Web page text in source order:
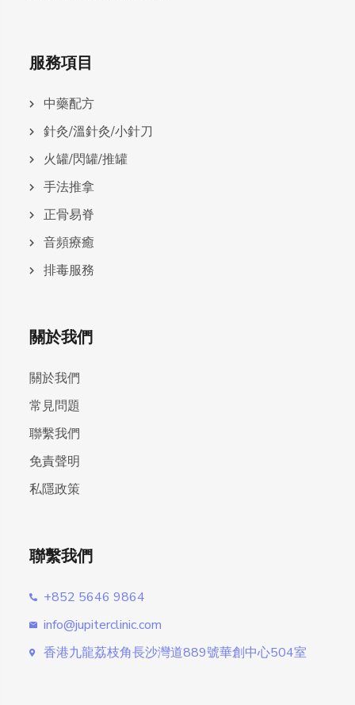
服務項目
中藥配方
針灸/溫針灸/小針刀
火罐/閃罐/推罐
手法推拿
正骨易脊
⾳頻療癒
排毒服務
關於我們
關於我們
常見問題
聯繫我們
免責聲明
私隱政策
聯繫我們
+852 5646 9864
info@jupiterclinic.com
香港九龍荔枝角長沙灣道889號華創中心504室